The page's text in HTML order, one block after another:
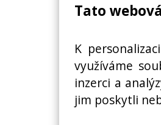
Tato
K
využíváme
inzerci a
jim poskytli